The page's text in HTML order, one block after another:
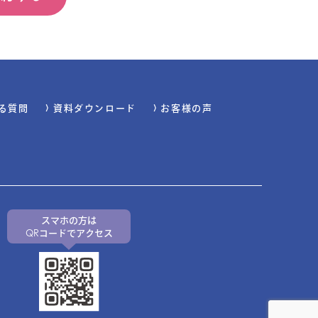
質問 資料ダウンロード お客様の声
スマホの方は
QRコードでアクセス